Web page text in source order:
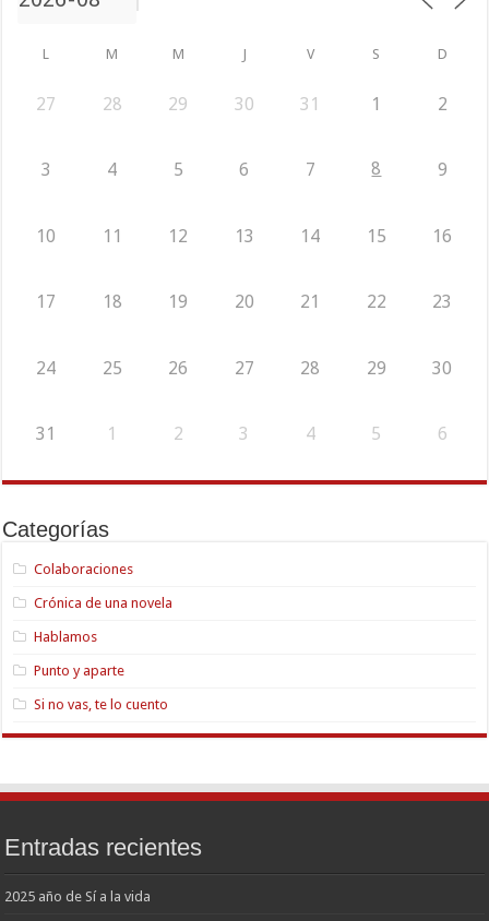
L M M J V S D
27 28 29 30 31 1 2
3 4 5 6 7 8 9
10 11 12 13 14 15 16
17 18 19 20 21 22 23
24 25 26 27 28 29 30
31 1 2 3 4 5 6
Categorías
Colaboraciones
Crónica de una novela
Hablamos
Punto y aparte
Si no vas, te lo cuento
Entradas recientes
2025 año de Sí a la vida